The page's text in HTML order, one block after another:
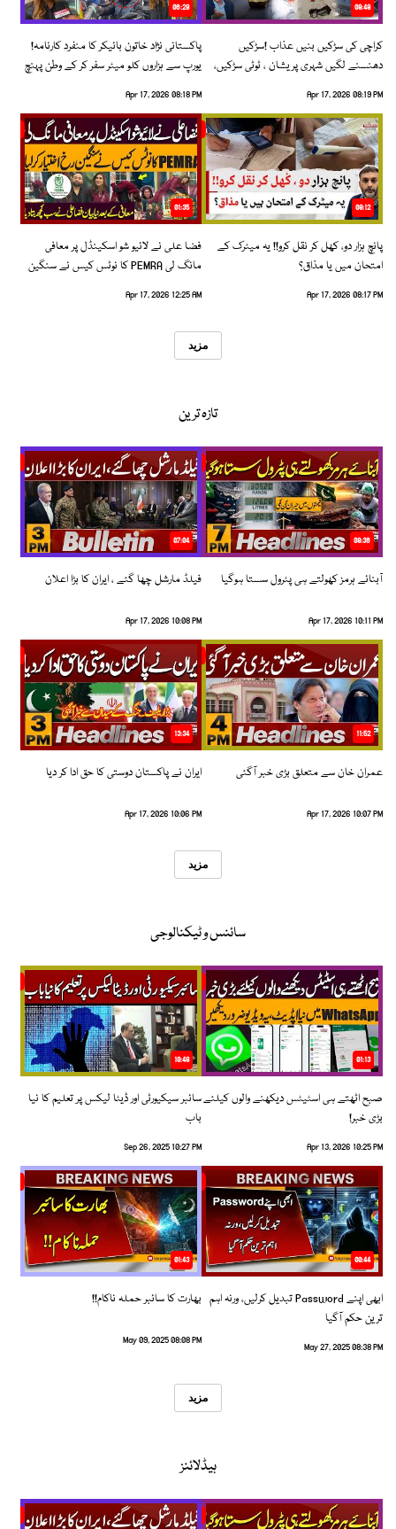
08:48
کراچی کی سڑکیں بنیں عذاب !سڑکیں
دھنسنے لگیں شہری پریشان ، ٹوٹی سڑکیں،
Apr 17, 2026 08:19 PM
06:28
پاکستانی نژاد خاتون بائیکر کا منفرد کارنامہ!
یورپ سے ہزاروں کلو میٹر سفر کر کے وطن پہنچ
Apr 17, 2026 08:18 PM
09:12
پانچ ہزار دو، کھل کر نقل کرو!! یہ میٹرک کے
امتحان میں یا مذاق؟
Apr 17, 2026 08:17 PM
01:35
فضا علی نے لائیو شو اسکینڈل پر معافی
مانگ لی PEMRA کا نوٹس کیس نے سنگین
Apr 17, 2026 12:25 AM
مزید
تازہ ترین
08:36
آبنائے ہرمز کھولتے ہی پٹرول سستا ہوگیا
Apr 17, 2026 10:11 PM
07:04
فیلڈ مارشل چھا گئے ، ایران کا بڑا اعلان
Apr 17, 2026 10:08 PM
11:52
عمران خان سے متعلق بڑی خبر آگئی
Apr 17, 2026 10:07 PM
13:34
ایران نے پاکستان دوستی کا حق ادا کر دیا
Apr 17, 2026 10:06 PM
مزید
سائنس و ٹیکنالوجی
01:13
صبح اٹھتے ہی اسٹیٹس دیکھنے والوں کیلئے
بڑی خبر!
Apr 13, 2026 10:25 PM
10:48
سائبر سیکیورٹی اور ڈیٹا لیکس پر تعلیم کا نیا
باب
Sep 26, 2025 10:27 PM
00:44
ابھی اپنے Password تبدیل کرلیں، ورنہ اہم
ترین حکم آگیا
May 27, 2025 08:38 PM
01:43
بھارت کا سائبر حملہ ناکام!!
May 09, 2025 08:08 PM
مزید
ہیڈلائنز